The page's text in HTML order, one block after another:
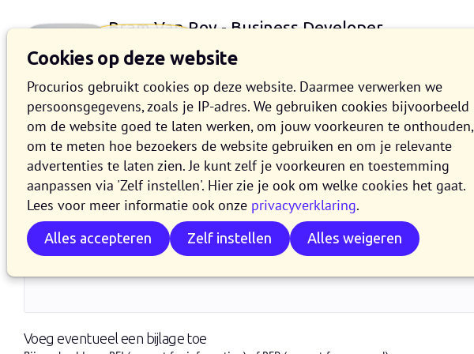
Cookies op deze website
Procurios gebruikt cookies op deze website. Daarmee verwerken we
persoonsgegevens, zoals je IP-adres. We gebruiken cookies bijvoorbeeld
om de website goed te laten werken, om jouw voorkeuren te onthouden,
om te meten hoe bezoekers de website gebruiken en om je relevante
advertenties te laten zien. Je kunt zelf je voorkeuren en toestemming
aanpassen via 'Zelf instellen'. Hier zie je ook om welke cookies het gaat.
Lees voor meer informatie ook onze privacyverklaring.
Alles accepteren Zelf instellen Alles weigeren
Bram Van Roy - Business Developer
bramvr@procurios.eu
Contacteer mij
E-mailadres (werk)*
Vraag*
Voeg eventueel een bijlage toe